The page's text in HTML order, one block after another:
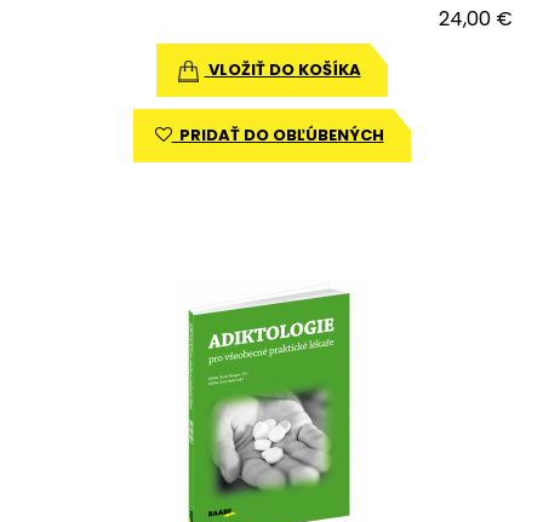
24,00 €
VLOŽIŤ DO KOŠÍKA
PRIDAŤ DO OBĽÚBENÝCH